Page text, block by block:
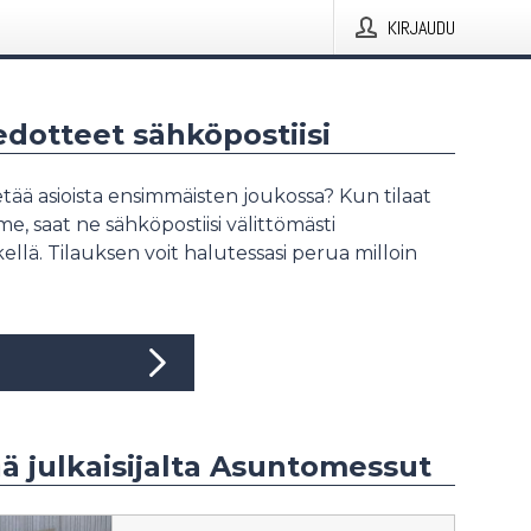
KIRJAUDU
sähköpostiisi
asioista ensimmäisten joukossa? Kun tilaat
saat ne sähköpostiisi välittömästi
Tilauksen voit halutessasi perua milloin
julkaisijalta Asuntomessut